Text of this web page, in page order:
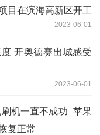
目在滨海高新区开工
2023-06-01
开奥德赛出城感受
2023-06-01
机一直不成功_苹果
复正常